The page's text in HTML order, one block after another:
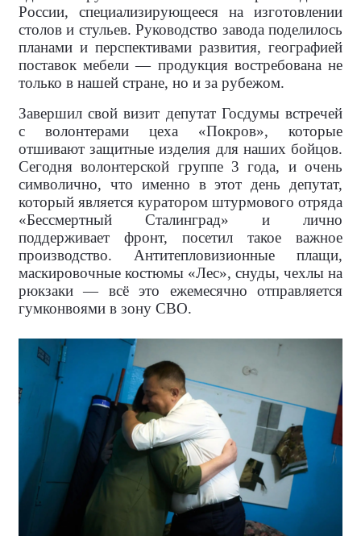
России, специализирующееся на изготовлении
столов и стульев. Руководство завода поделилось
планами и перспективами развития, географией
поставок мебели — продукция востребована не
только в нашей стране, но и за рубежом.
Завершил свой визит депутат Госдумы встречей
с волонтерами цеха «Покров», которые
отшивают защитные изделия для наших бойцов.
Сегодня волонтерской группе 3 года, и очень
символично, что именно в этот день депутат,
который является куратором штурмового отряда
«Бессмертный Сталинград» и лично
поддерживает фронт, посетил такое важное
производство. Антитепловизионные плащи,
маскировочные костюмы «Лес», снуды, чехлы на
рюкзаки — всё это ежемесячно отправляется
гумконвоями в зону СВО.